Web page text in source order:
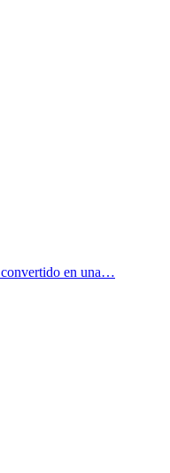
convertido en una…